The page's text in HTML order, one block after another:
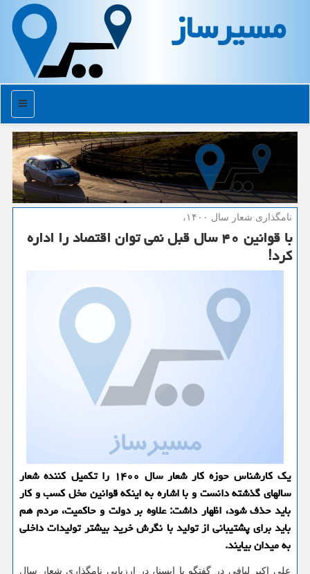
مسیرساز
منو
نامگذاری شعار سال ۱۴۰۰،
با قوانین ۴۰ سال قبل نمی توان اقتصاد را اداره
كرد!
یک کارشناس حوزه کار شعار سال ۱۴۰۰ را تکمیل کننده شعار
سالهای گذشته دانست و با اشاره به اینکه قوانین مخل کسب و کار
باید حذف شود، اظهار داشت: علاوه بر دولت و حاکمیت، مردم هم
باید برای پشتیبانی از تولید با نگرش خرید بیشتر تولیدات داخلی
به میدان بیایند.
علی اکبر لبافی در گفتگو با ایسنا، در ارزیابی نامگذاری شعار سال